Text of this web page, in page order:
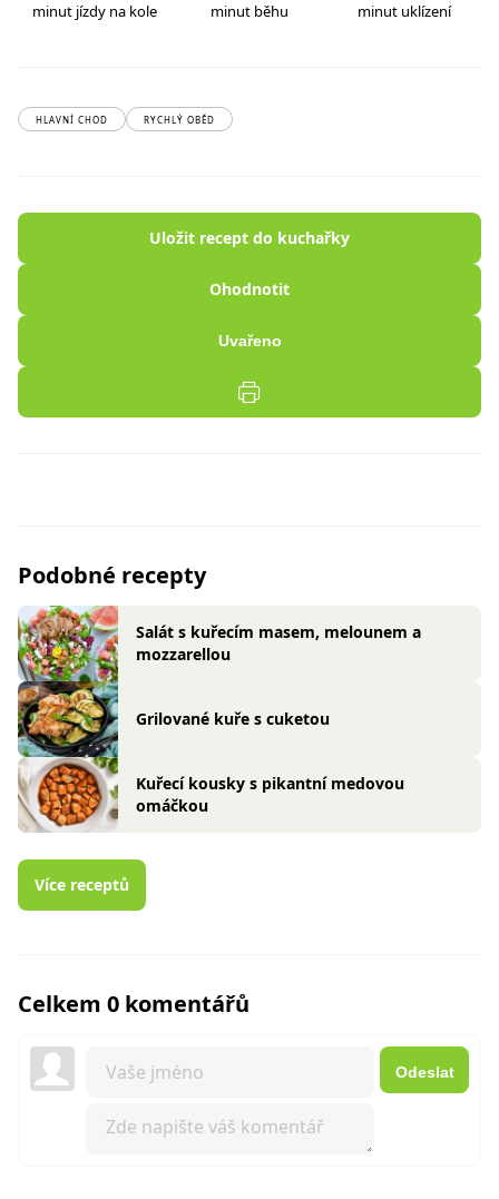
minut jízdy na kole minut běhu minut uklízení
HLAVNÍ CHOD RYCHLÝ OBĚD
Uložit recept do kuchařky
Ohodnotit
Uvařeno
Podobné recepty
Salát s kuřecím masem, melounem a
mozzarellou
Grilované kuře s cuketou
Kuřecí kousky s pikantní medovou
omáčkou
Více receptů
Celkem 0 komentářů
Odeslat